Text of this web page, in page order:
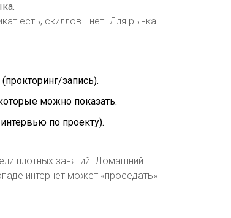
есть, скиллов - нет. Для рынка
запись).
можно показать.
по проекту).
плотных занятий. Домашний
интернет может «проседать»